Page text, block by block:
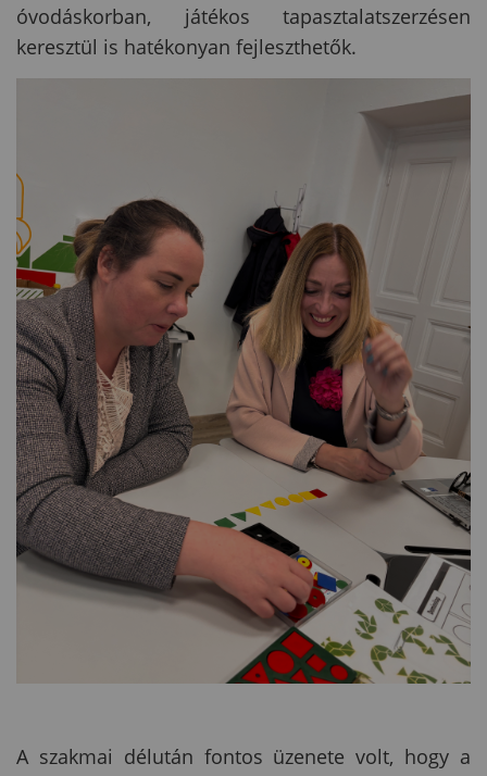
óvodáskorban, játékos tapasztalatszerzésen
keresztül is hatékonyan fejleszthetők.
A szakmai délután fontos üzenete volt, hogy a